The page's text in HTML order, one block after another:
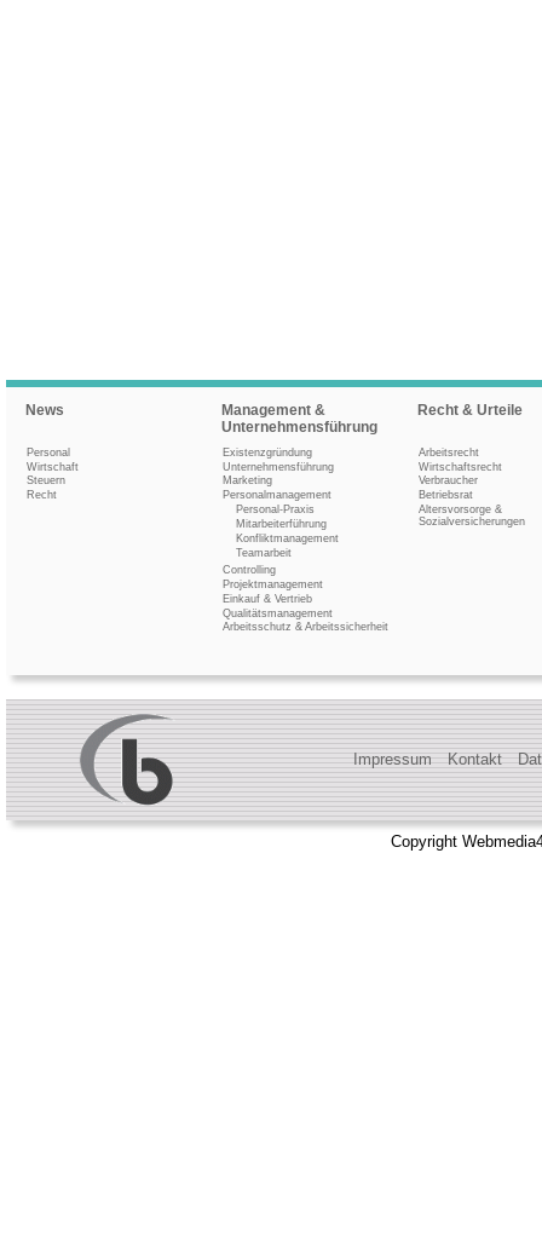
News
Personal
Wirtschaft
Steuern
Recht
Management &
Unternehmensführung
Existenzgründung
Unternehmensführung
Marketing
Personalmanagement
Personal-Praxis
Mitarbeiterführung
Konfliktmanagement
Teamarbeit
Controlling
Projektmanagement
Einkauf & Vertrieb
Qualitätsmanagement
Arbeitsschutz & Arbeitssicherheit
Recht & Urteile
Arbeitsrecht
Wirtschaftsrecht
Verbraucher
Betriebsrat
Altersvorsorge &
Sozialversicherungen
Impressum Kontakt
Copyright